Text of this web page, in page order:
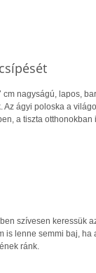
cm nagyságú, lapos,
Az ágyi poloska a
a tiszta
szívesen keressük
is lenne semmi baj,
ránk.